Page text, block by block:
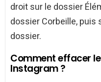
droit sur le dossier
dossier Corbeille, puis
dossier.
Comment effacer
Instagram ?